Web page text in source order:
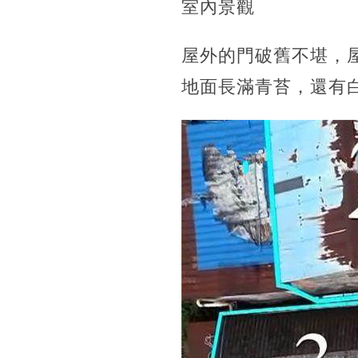
室內景觀
屋外的門破舊不堪，
地面長滿青苔，還有